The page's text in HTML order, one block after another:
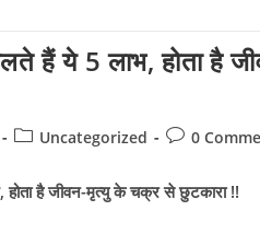
हैं ये 5 लाभ, होता है
PostUncategorized
Post0
है जीवन-मृत्यु के चक्र से छुटकारा !!